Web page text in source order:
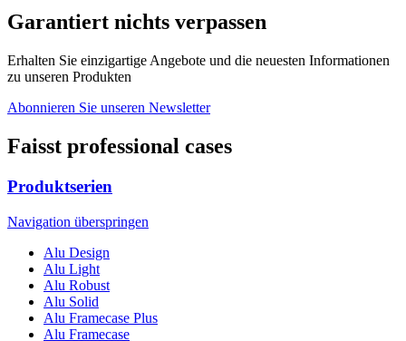
Garantiert nichts verpassen
Erhalten Sie einzigartige Angebote und die neuesten Informationen
zu unseren Produkten
Abonnieren Sie unseren Newsletter
Faisst professional cases
Produktserien
Navigation überspringen
Alu Design
Alu Light
Alu Robust
Alu Solid
Alu Framecase Plus
Alu Framecase